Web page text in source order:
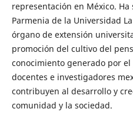
representación en México.
Parmenia de la Universidad
órgano de extensión
promoción del cultivo del
conocimiento generado por
docentes e investigadores
contribuyen al desarrollo y
comunidad y la sociedad.